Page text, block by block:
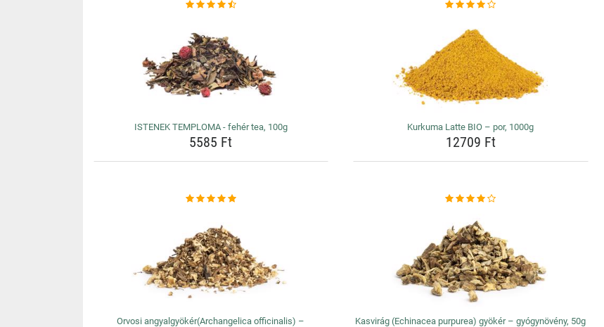
ISTENEK TEMPLOMA - fehér tea, 100g
5585 Ft
Kurkuma Latte BIO – por, 1000g
12709 Ft
Orvosi angyalgyökér(Archangelica officinalis) –
Kasvirág (Echinacea purpurea) gyökér – gyógynövény, 50g